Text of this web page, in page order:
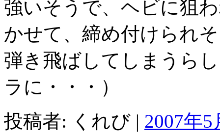
強いそうで、ヘビに狙
かせて、締め付けられ
弾き飛ばしてしまうら
ラに・・・）
投稿者: くれび | 2007年5